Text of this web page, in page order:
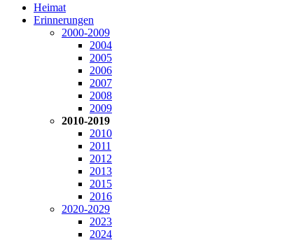
Heimat
Erinnerungen
2000-2009
2004
2005
2006
2007
2008
2009
2010-2019
2010
2011
2012
2013
2015
2016
2020-2029
2023
2024